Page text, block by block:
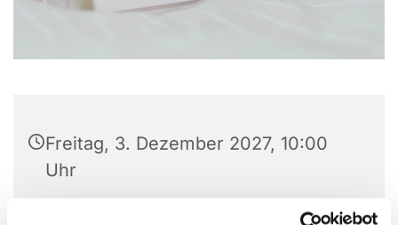
Freitag, 3. Dezember 2027, 10:00
Uhr
Ev. Stadtkirche Unna, Kirchplatz 1,